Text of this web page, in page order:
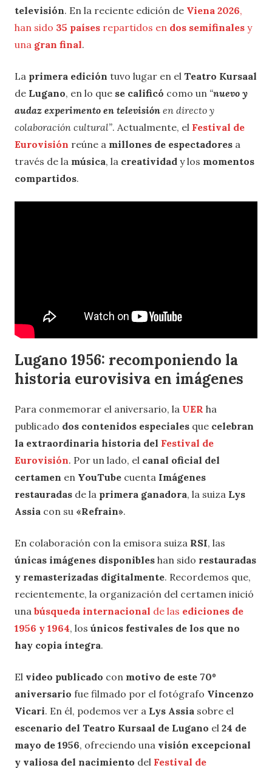
televisión. En la reciente edición de Viena 2026,
han sido 35 países repartidos en dos semifinales y
una gran final.
La primera edición tuvo lugar en el Teatro Kursaal
de Lugano, en lo que se calificó como un “nuevo y
audaz experimento en televisión en directo y
colaboración cultural”. Actualmente, el Festival de
Eurovisión reúne a millones de espectadores a
través de la música, la creatividad y los momentos
compartidos.
Lugano 1956: recomponiendo la
historia eurovisiva en imágenes
Para conmemorar el aniversario, la UER ha
publicado dos contenidos especiales que celebran
la extraordinaria historia del Festival de
Eurovisión. Por un lado, el canal oficial del
certamen en YouTube cuenta Imágenes
restauradas de la primera ganadora, la suiza Lys
Assia con su «Refrain».
En colaboración con la emisora suiza RSI, las
únicas imágenes disponibles han sido restauradas
y remasterizadas digitalmente. Recordemos que,
recientemente, la organización del certamen inició
una búsqueda internacional de las ediciones de
1956 y 1964, los únicos festivales de los que no
hay copia íntegra.
El video publicado con motivo de este 70º
aniversario fue filmado por el fotógrafo Vincenzo
Vicari. En él, podemos ver a Lys Assia sobre el
escenario del Teatro Kursaal de Lugano el 24 de
mayo de 1956, ofreciendo una visión excepcional
y valiosa del nacimiento del Festival de